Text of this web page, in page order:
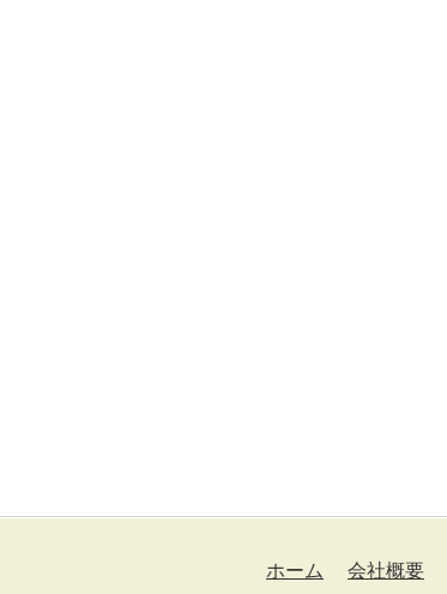
ホーム 会社概要